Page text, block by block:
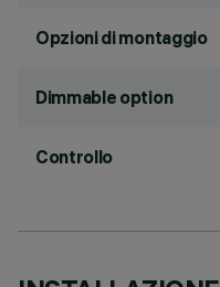
Opzioni di montaggio
Dimmable option
Controllo